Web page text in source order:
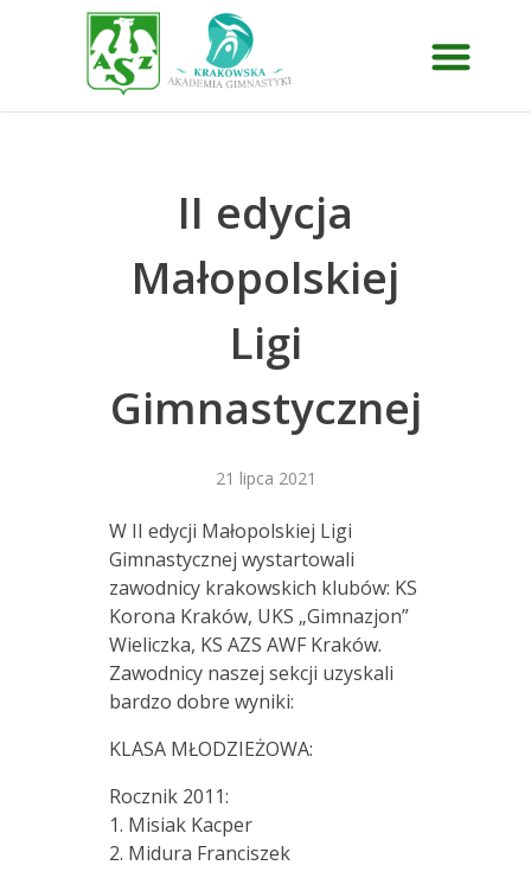
II edycja
Małopolskiej
Ligi
Gimnastycznej
21 lipca 2021
W II edycji Małopolskiej Ligi
Gimnastycznej wystartowali
zawodnicy krakowskich klubów: KS
Korona Kraków, UKS „Gimnazjon”
Wieliczka, KS AZS AWF Kraków.
Zawodnicy naszej sekcji uzyskali
bardzo dobre wyniki:
KLASA MŁODZIEŻOWA:
Rocznik 2011:
1. Misiak Kacper
2. Midura Franciszek